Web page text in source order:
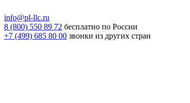
info@pl-llc.ru
8 (800) 550 89 72 бесплатно по России
+7 (499) 685 80 00 звонки из других стран